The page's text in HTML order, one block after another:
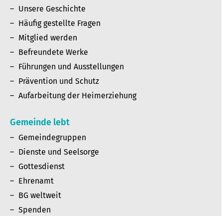
Unsere Geschichte
Häufig gestellte Fragen
Mitglied werden
Befreundete Werke
Führungen und Ausstellungen
Prävention und Schutz
Aufarbeitung der Heimerziehung
Gemeinde lebt
Gemeindegruppen
Dienste und Seelsorge
Gottesdienst
Ehrenamt
BG weltweit
Spenden